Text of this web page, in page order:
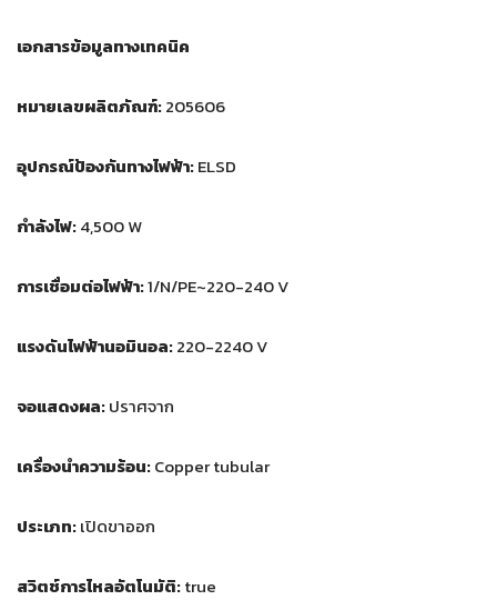
เอกสารข้อมูลทางเทคนิค
หมายเลขผลิตภัณฑ์:205606
อุปกรณ์ป้องกันทางไฟฟ้า:ELSD
กำลังไฟ:4,500 W
การเชื่อมต่อไฟฟ้า:1/N/PE~220-240 V
แรงดันไฟฟ้านอมินอล:220-2240 V
จอแสดงผล:ปราศจาก
เครื่องนำความร้อน:Copper tubular
ประเภท:เปิดขาออก
สวิตช์การไหลอัตโนมัติ:true